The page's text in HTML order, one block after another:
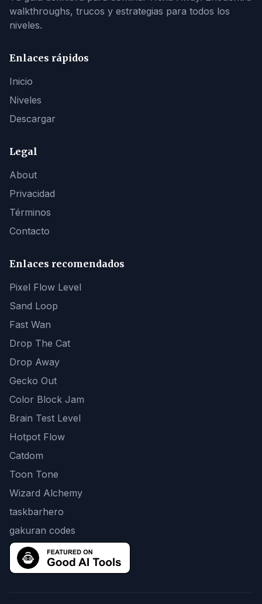
walkthroughs, trucos y estrategias para todos los
niveles.
Enlaces rápidos
Inicio
Niveles
Descargar
Legal
About
Privacidad
Términos
Contacto
Enlaces recomendados
Pixel Flow Level
Sand Loop
Fast Wan
Drop The Cat
Drop Away
Gecko Out
Color Block Jam
Brain Test Level
Hotpot Flow
Catdom
Toon Tone
Wizard Alchemy
taskbarhero
gakuran codes